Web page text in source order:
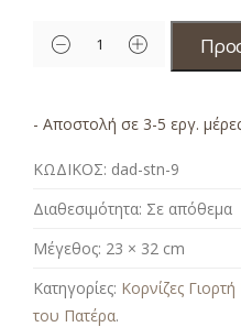
- Αποστολή σε 3-5 εργ.
ΚΩΔΙΚΟΣ: dad-stn-9
Διαθεσιμότητα: Σε απόθεμα
Μέγεθος: 23 × 32 cm
Κατηγορίες: Κορνίζες
του Πατέρα.